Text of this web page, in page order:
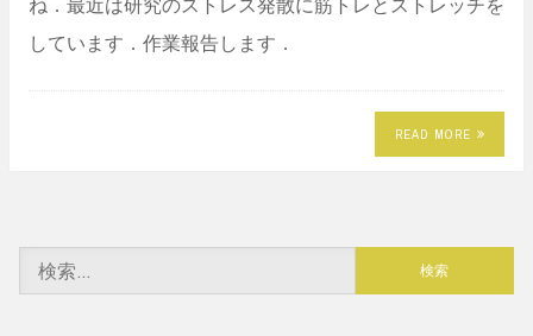
しています．作業報告します．
READ MORE
索: